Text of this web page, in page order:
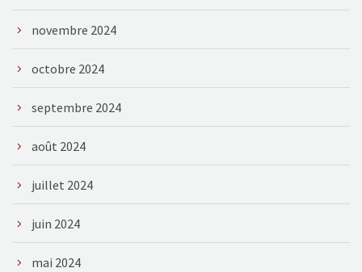
novembre 2024
octobre 2024
septembre 2024
août 2024
juillet 2024
juin 2024
mai 2024